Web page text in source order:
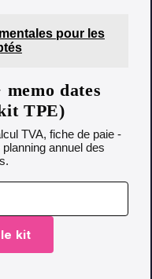
pour les
memo dates
TPE)
TVA, fiche de paie -
annuel des
kit